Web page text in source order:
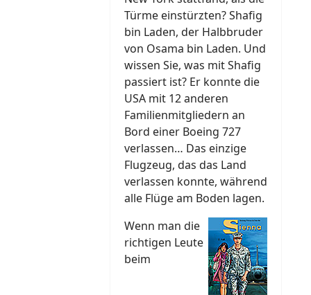
Türme einstürzten? Shafig
bin Laden, der Halbbruder
von Osama bin Laden. Und
wissen Sie, was mit Shafig
passiert ist? Er konnte die
USA mit 12 anderen
Familienmitgliedern an
Bord einer Boeing 727
verlassen… Das einzige
Flugzeug, das das Land
verlassen konnte, während
alle Flüge am Boden lagen.
Wenn man die
richtigen Leute
beim